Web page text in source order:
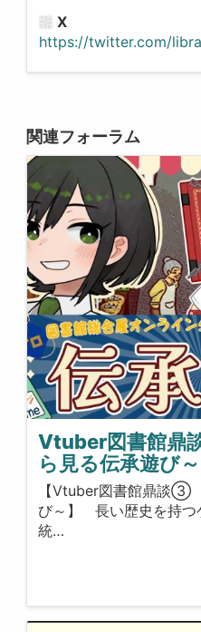
X
https://twitter.com/
関連フォーラム
Vtuber図書館
ら見る伝承遊び～
【Vtuber図書館鼎談③
び～】 長い歴史を持つ
統…